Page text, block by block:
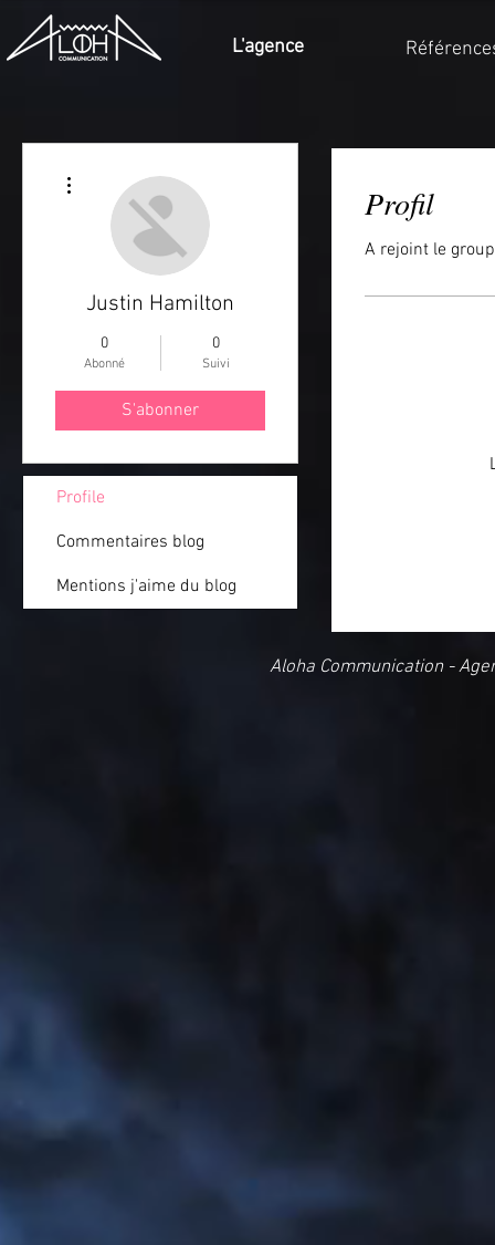
L'agence
Profil
A rejoint le
Justin Hamilton
0
Abonné
0
Suivi
S'abonner
Profile
Commentaires blog
Mentions j'aime du blog
Aloha Communication -